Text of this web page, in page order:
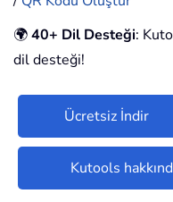
🌍40+ Dil Desteği:
dil desteği!
Ücretsiz İndir
Kutools